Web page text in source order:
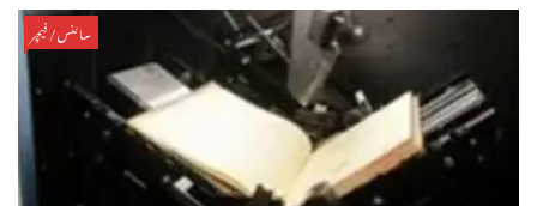
سائنس/فیچر